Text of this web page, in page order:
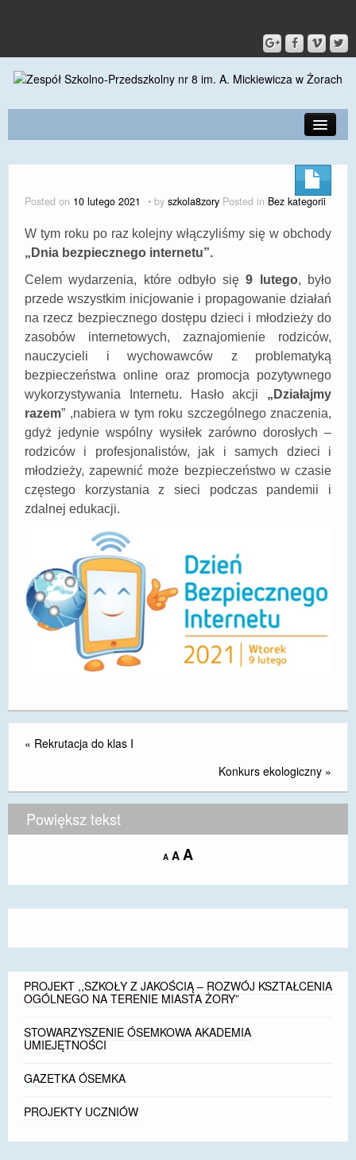
DLA RODZICÓW I UCZNIÓW
DLA PRACOWNIKÓW
GALERIA
DOSTĘPNOŚĆ
POLITYKA PRYWATNOŚCI
RODO
EGZAMIN ÓSMOKLASISTY
STANDARDY OCHRONY MAŁOLETNICH
PROJEKT ,,SZKOŁY Z JAKOŚCIĄ – ROZWÓJ
KSZTAŁCENIA OGÓLNEGO NA TERENIE MIASTA
ŻORY”
REKRUTACJA 2026/2027
mLegitymacja
Posted on 10 lutego 2021 by szkola8zory Posted in Bez kategorii
W tym roku po raz kolejny włączyliśmy się w obchody
„Dnia bezpiecznego internetu”.
Celem wydarzenia, które odbyło się9 lutego,
było
przede wszystkim inicjowanie i propagowanie działań
na rzecz bezpiecznego dostępu dzieci i młodzieży do
zasobów internetowych, zaznajomienie rodziców,
nauczycieli i wychowawców z problematyką
bezpieczeństwa online oraz promocja pozytywnego
wykorzystywania Internetu. Hasło akcji „Działajmy
razem” ,nabiera w tym roku szczególnego znaczenia,
gdyż jedynie wspólny wysiłek zarówno dorosłych –
rodziców i profesjonalistów, jak i samych dzieci i
młodzieży, zapewnić może bezpieczeństwo w czasie
częstego korzystania z sieci podczas pandemii i
zdalnej edukacji.
« Rekrutacja do klas I
Konkurs ekologiczny »
Powiększ tekst
A Decrease
size.
A Reset
size.
AIncrease
size.
PROJEKT ,,SZKOŁY Z JAKOŚCIĄ – ROZWÓJ KSZTAŁCENIA
OGÓLNEGO NA TERENIE MIASTA ŻORY”
STOWARZYSZENIE ÓSEMKOWA AKADEMIA
UMIEJĘTNOŚCI
GAZETKA ÓSEMKA
PROJEKTY UCZNIÓW